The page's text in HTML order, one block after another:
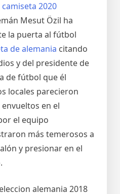
Mesut Özil ha
la puerta al fútbol
de alemania citando
y del presidente de
de fútbol que él
locales parecieron
en el
el equipo
más temerosos a
y presionar en el